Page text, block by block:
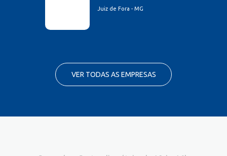
Juiz de Fora - MG
VER TODAS AS EMPRESAS